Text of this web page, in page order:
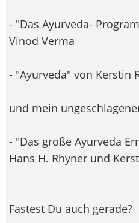
- "Das Ayurveda-
Vinod Verma
- "Ayurveda" von Kerstin
und mein
- "Das große Ayurveda
Hans H. Rhyner und
Fastest Du auch gerade?